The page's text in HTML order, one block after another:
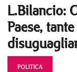
L.Bilancio:
Paese,
POLITICA